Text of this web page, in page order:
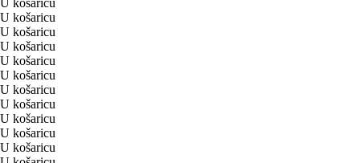
U košaricu
U košaricu
U košaricu
U košaricu
U košaricu
U košaricu
U košaricu
U košaricu
U košaricu
U košaricu